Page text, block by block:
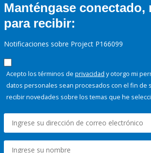
Manténgase conectado,
para recibir:
Notificaciones sobre Project P166099
Acepto los términos de privacidad y otorgo mi
datos personales sean procesados con el fin de
recibir novedades sobre los temas que he